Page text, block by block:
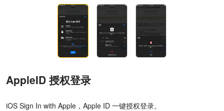
AppleID 授权登录
iOS Sign In with Apple，Apple ID 一键授权登录。